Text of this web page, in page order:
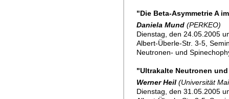
"Die Beta-Asymmetrie A
Daniela Mund (PERKEO)
Dienstag, den 24.05.2005
Albert-Überle-Str. 3-5,
Neutronen- und
"Ultrakalte Neutronen
Werner Heil (Universität
Dienstag, den 31.05.2005